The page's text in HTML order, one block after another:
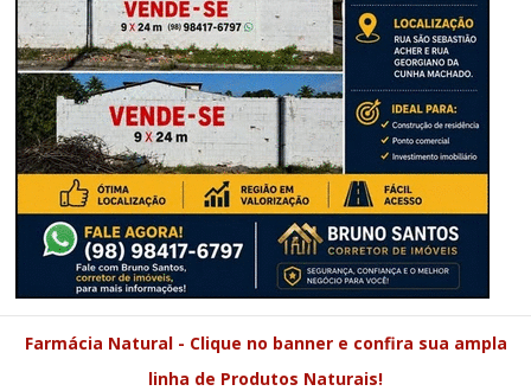
Farmácia Natural - Clique no banner e confira sua ampla
linha de Produtos Naturais!